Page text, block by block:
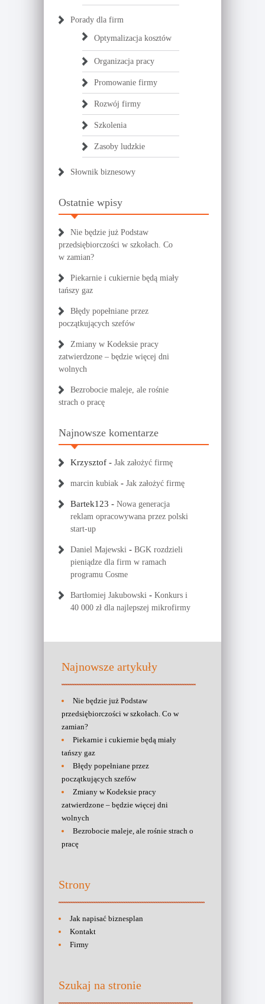
Porady dla firm
Optymalizacja kosztów
Organizacja pracy
Promowanie firmy
Rozwój firmy
Szkolenia
Zasoby ludzkie
Słownik biznesowy
Ostatnie wpisy
Nie będzie już Podstaw
przedsiębiorczości w szkołach. Co
w zamian?
Piekarnie i cukiernie będą miały
tańszy gaz
Błędy popełniane przez
początkujących szefów
Zmiany w Kodeksie pracy
zatwierdzone – będzie więcej dni
wolnych
Bezrobocie maleje, ale rośnie
strach o pracę
Najnowsze komentarze
Krzysztof - Jak założyć firmę
marcin kubiak - Jak założyć firmę
Bartek123 - Nowa generacja
reklam opracowywana przez polski
start-up
Daniel Majewski - BGK rozdzieli
pieniądze dla firm w ramach
programu Cosme
Bartłomiej Jakubowski - Konkurs i
40 000 zł dla najlepszej mikrofirmy
Najnowsze artykuły
Nie będzie już Podstaw
przedsiębiorczości w szkołach. Co w
zamian?
Piekarnie i cukiernie będą miały
tańszy gaz
Błędy popełniane przez
początkujących szefów
Zmiany w Kodeksie pracy
zatwierdzone – będzie więcej dni
wolnych
Bezrobocie maleje, ale rośnie strach o
pracę
Strony
Jak napisać biznesplan
Kontakt
Firmy
Szukaj na stronie